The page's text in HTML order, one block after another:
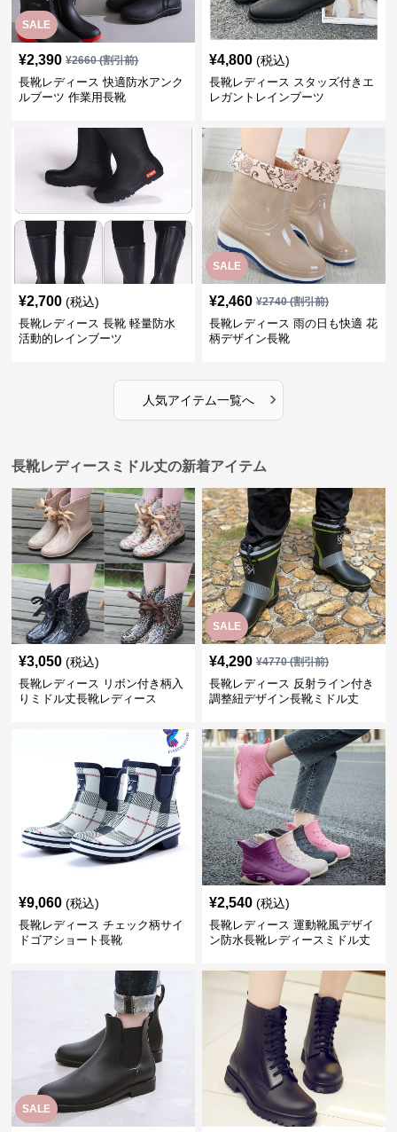
SALE
¥2,390 ¥2660(割引前)
長靴レディース 快適防水アンク
ルブーツ 作業用長靴
¥4,800 (税込)
長靴レディース スタッズ付きエ
レガントレインブーツ
¥2,700 (税込)
長靴レディース 長靴 軽量防水
活動的レインブーツ
SALE
¥2,460 ¥2740(割引前)
長靴レディース 雨の日も快適 花
柄デザイン長靴
人気アイテム一覧へ ›
長靴レディースミドル丈の新着アイテム
¥3,050 (税込)
長靴レディース リボン付き柄入
りミドル丈長靴レディース
SALE
¥4,290 ¥4770(割引前)
長靴レディース 反射ライン付き
調整紐デザイン長靴ミドル丈
¥9,060 (税込)
長靴レディース チェック柄サイ
ドゴアショート長靴
¥2,540 (税込)
長靴レディース 運動靴風デザイ
ン防水長靴レディースミドル丈
SALE